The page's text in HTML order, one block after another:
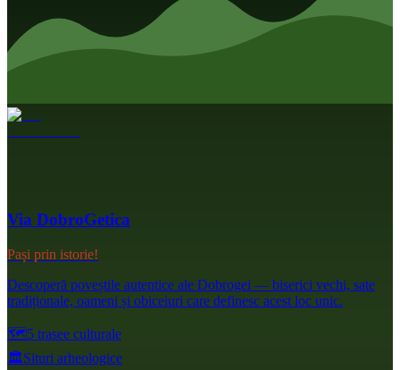
Via DobroGetica
Pași prin istorie!
Descoperă poveștile autentice ale Dobrogei — biserici vechi, sate
tradiționale, oameni și obiceiuri care definesc acest loc unic.
🗺️5 trasee culturale
🏛️Situri arheologice